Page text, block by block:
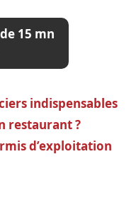
15 mn
indispensables
restaurant ?
d’exploitation